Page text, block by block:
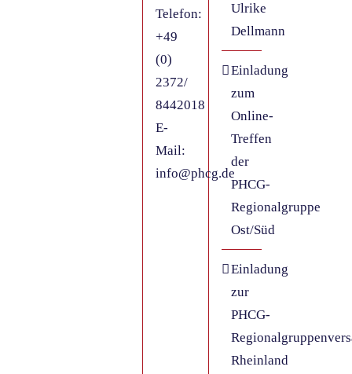
Telefon:
+49
(0)
2372/
8442018
E-
Mail:
info@phcg.de
Ulrike
Dellmann
Einladung
zum
Online-
Treffen
der
PHCG-
Regionalgruppe
Ost/Süd
Einladung
zur
PHCG-
Rheinland